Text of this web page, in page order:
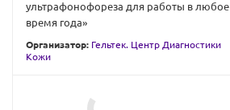
ультрафонофореза для работы в любое
время года»
Организатор: Гельтек. Центр Диагностики
Кожи